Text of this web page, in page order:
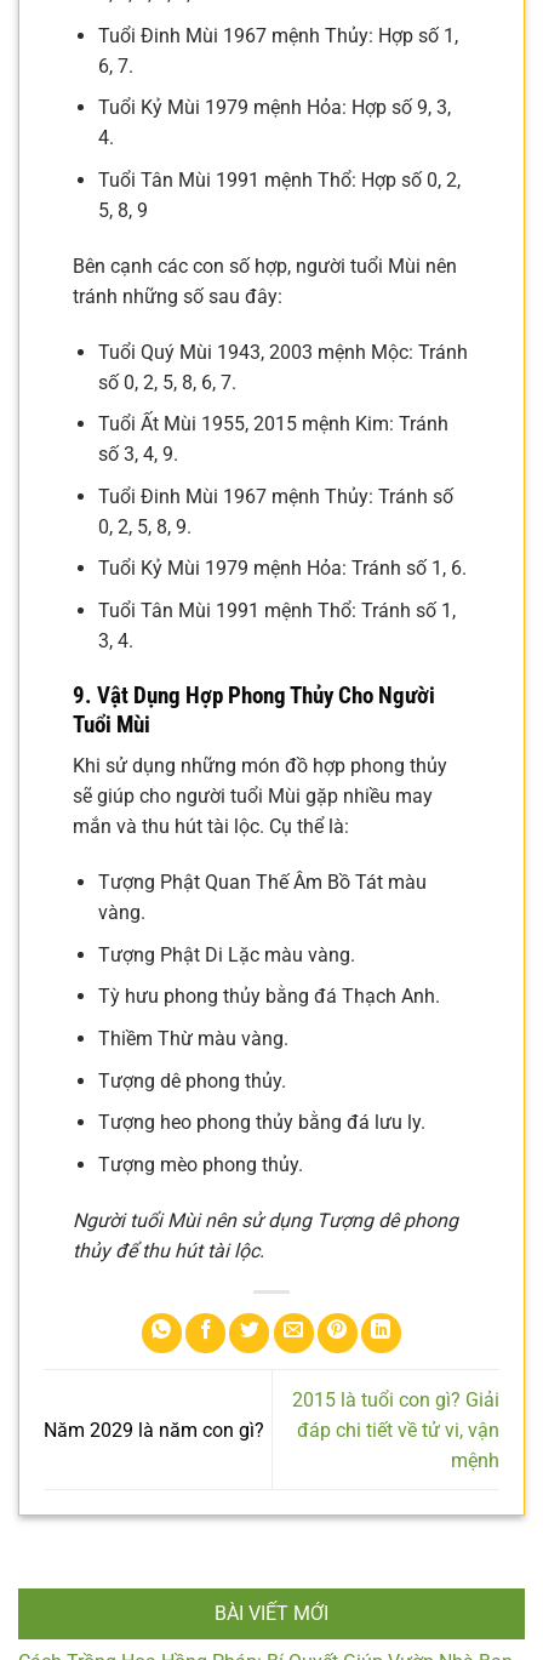
Tuổi Đinh Mùi 1967 mệnh Thủy: Hợp số 1,
6, 7.
Tuổi Kỷ Mùi 1979 mệnh Hỏa: Hợp số 9, 3,
4.
Tuổi Tân Mùi 1991 mệnh Thổ: Hợp số 0, 2,
5, 8, 9
Bên cạnh các con số hợp, người tuổi Mùi nên
tránh những số sau đây:
Tuổi Quý Mùi 1943, 2003 mệnh Mộc: Tránh
số 0, 2, 5, 8, 6, 7.
Tuổi Ất Mùi 1955, 2015 mệnh Kim: Tránh
số 3, 4, 9.
Tuổi Đinh Mùi 1967 mệnh Thủy: Tránh số
0, 2, 5, 8, 9.
Tuổi Kỷ Mùi 1979 mệnh Hỏa: Tránh số 1, 6.
Tuổi Tân Mùi 1991 mệnh Thổ: Tránh số 1,
3, 4.
9. Vật Dụng Hợp Phong Thủy Cho Người
Tuổi Mùi
Khi sử dụng những món đồ hợp phong thủy
sẽ giúp cho người tuổi Mùi gặp nhiều may
mắn và thu hút tài lộc. Cụ thể là:
Tượng Phật Quan Thế Âm Bồ Tát màu
vàng.
Tượng Phật Di Lặc màu vàng.
Tỳ hưu phong thủy bằng đá Thạch Anh.
Thiềm Thừ màu vàng.
Tượng dê phong thủy.
Tượng heo phong thủy bằng đá lưu ly.
Tượng mèo phong thủy.
Người tuổi Mùi nên sử dụng Tượng dê phong
thủy để thu hút tài lộc.
Năm 2029 là năm con gì?
2015 là tuổi con gì? Giải
đáp chi tiết về tử vi, vận
mệnh
BÀI VIẾT MỚI